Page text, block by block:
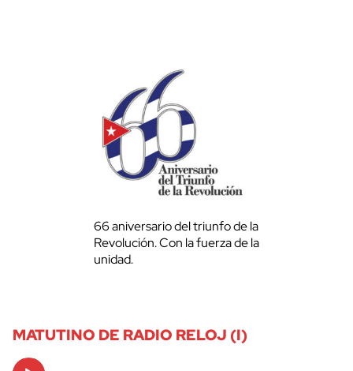
66 aniversario del triunfo de la
Revolución. Con la fuerza de la
unidad.
MATUTINO DE RADIO RELOJ (I)
Audio